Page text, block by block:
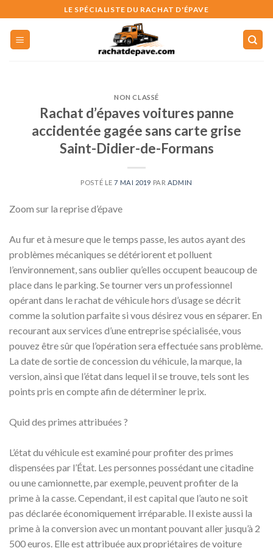
to
content
LE SPÉCIALISTE DU RACHAT D'ÉPAVE
NON CLASSÉ
Rachat d’épaves voitures panne
accidentée gagée sans carte grise
Saint-Didier-de-Formans
POSTÉ LE7 MAI 2019 PAR ADMIN
Zoom sur la reprise d’épave
Au fur et à mesure que le temps passe, les autos ayant des
problèmes mécaniques se détériorent et polluent
l’environnement, sans oublier qu’elles occupent beaucoup de
place dans le parking. Se tourner vers un professionnel
opérant dans le rachat de véhicule hors d’usage se décrit
comme la solution parfaite si vous désirez vous en séparer. En
recourant aux services d’une entreprise spécialisée, vous
pouvez être sûr que l’opération sera effectuée sans problème.
La date de sortie de concession du véhicule, la marque, la
version, ainsi que l’état dans lequel il se trouve, tels sont les
points pris en compte afin de déterminer le prix.
Quid des primes attribuées ?
L’état du véhicule est examiné pour profiter des primes
dispensées par l’État. Les personnes possédant une citadine
ou une camionnette, par exemple, peuvent profiter de la
prime à la casse. Cependant, il est capital que l’auto ne soit
pas déclarée économiquement irréparable. Il existe aussi la
prime à la conversion avec un montant pouvant aller jusqu’à 2
500 euros. Elle est attribuée aux propriétaires de voiture